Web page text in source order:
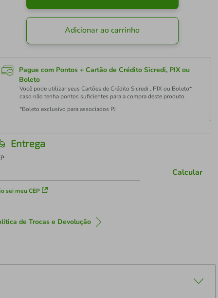
Adicionar ao carrinho
Pague com Pontos + Cartão de Crédito Sicredi, PIX ou
Boleto
Você pode utilizar seus Cartões de Crédito Sicredi , PIX ou Boleto*
caso não tenha pontos suficientes para a compra deste produto.
*Boleto exclusivo para associados PJ
Entrega
sei meu CEP
Calcular
de Trocas e Devolução